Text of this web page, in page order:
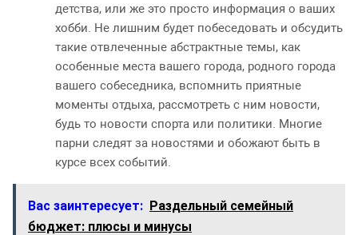
детства, или же это просто информация о ваших
хобби. Не лишним будет побеседовать и обсудить
такие отвлеченные абстрактные темы, как
особенные места вашего города, родного города
вашего собеседника, вспомнить приятные
моменты отдыха, рассмотреть с ним новости,
будь то новости спорта или политики. Многие
парни следят за новостями и обожают быть в
курсе всех событий.
Вас заинтересует: Раздельный семейный
бюджет: плюсы и минусы